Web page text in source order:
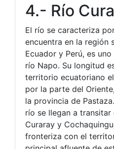
4.- Río
El río se caracteriza
encuentra en la región
Ecuador y Perú, es
río Napo. Su longitud
territorio ecuatoriano
por la parte del
la provincia de
río se llegan a
Curaray y
fronteriza con el